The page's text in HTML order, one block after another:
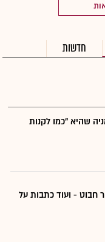
חדשות
שהיא "כמו לקנות
חבוט - ועוד כתבות על